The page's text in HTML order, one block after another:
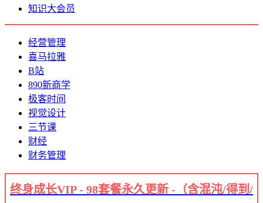
知识大会员
经营管理
喜马拉雅
B站
890新商学
极客时间
视觉设计
三节课
财经
财务管理
终身成长VIP - 98套餐永久更新 -（含混沌/得到/